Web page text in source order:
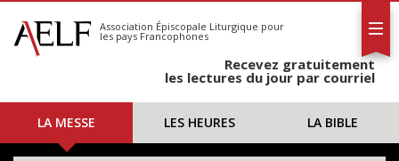
S'abonner
Calendrier
Association Épiscopale Liturgique pour
les pays Francophones
Recevez gratuitement
les lectures du jour par courriel
LA MESSE LES HEURES LA BIBLE